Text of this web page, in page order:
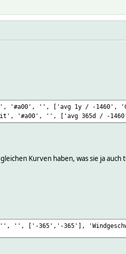
'#a00', '', ['avg 1y / -
'#a00', '', ['avg 365d / -
Kurven haben, was sie ja auch
['-365','-365'],